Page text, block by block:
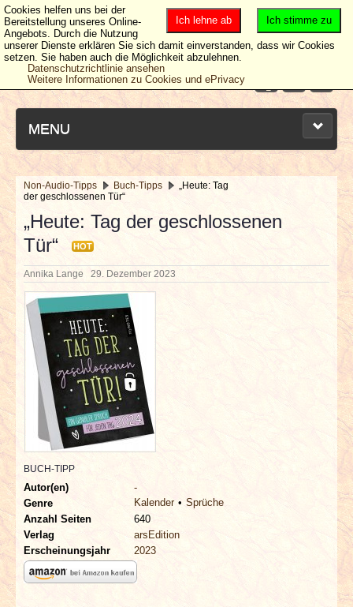
MENU
NEUESTE ARTIKEL
NEWS & DATES
BERICHTE
VERLOSUNGEN
INTERVIEWS
SPECIALS
REDAKTION
LINKS
ARCHIV
Non-Audio-Tipps Buch-Tipps
„Heute: Tag
der geschlossenen Tür“
„Heute: Tag der geschlossenen
Tür“
HOT
Annika Lange 29. Dezember 2023
BUCH-TIPP
Autor(en)
-
Genre
Kalender
Sprüche
Anzahl Seiten
640
Verlag
arsEdition
Erscheinungsjahr
2023
Ich stimme zu
Ich lehne ab
Cookies helfen uns bei der
Bereitstellung unseres Online-
Angebots. Durch die Nutzung
unserer Dienste erklären Sie sich damit einverstanden, dass wir Cookies
setzen. Sie haben auch die Möglichkeit abzulehnen.
Datenschutzrichtlinie ansehen
Weitere Informationen zu Cookies und ePrivacy